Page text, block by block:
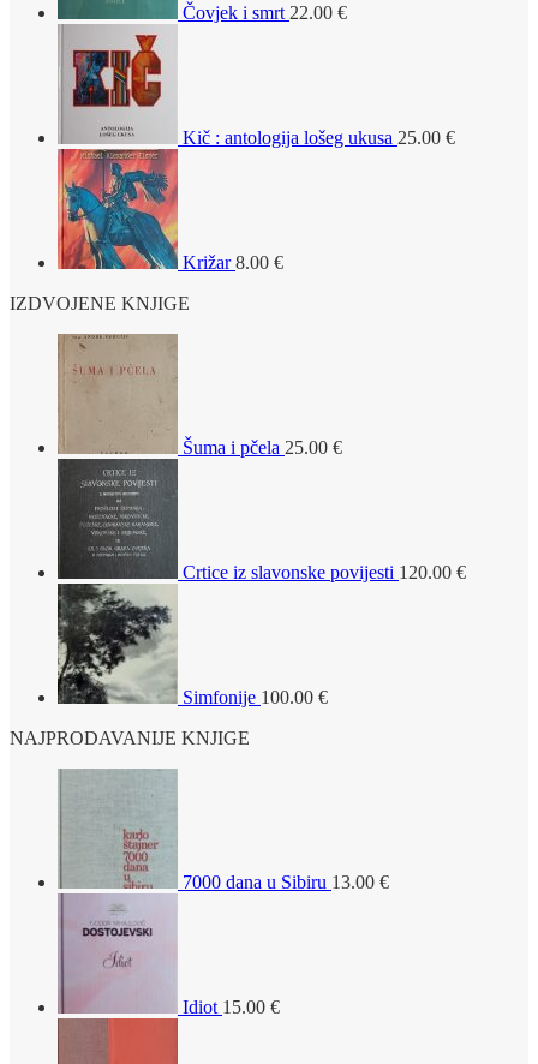
Čovjek i smrt 22.00 €
Kič : antologija lošeg ukusa 25.00 €
Križar 8.00 €
IZDVOJENE KNJIGE
Šuma i pčela 25.00 €
Crtice iz slavonske povijesti 120.00 €
Simfonije 100.00 €
NAJPRODAVANIJE KNJIGE
7000 dana u Sibiru 13.00 €
Idiot 15.00 €